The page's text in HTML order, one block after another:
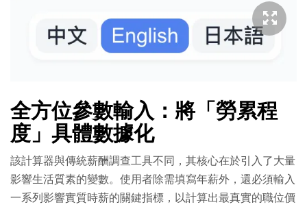
全方位參數輸入：將「勞累程
度」具體數據化
該計算器與傳統薪酬調查工具不同，其核心在於引入了大量
影響生活質素的變數。使用者除需填寫年薪外，還必須輸入
一系列影響實質時薪的關鍵指標，以計算出最真實的職位價